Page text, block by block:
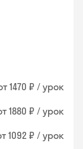
1470 ₽ / урок
1880 ₽ / урок
1092 ₽ / урок